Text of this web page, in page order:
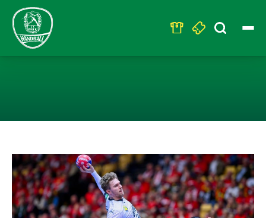
Search
for: